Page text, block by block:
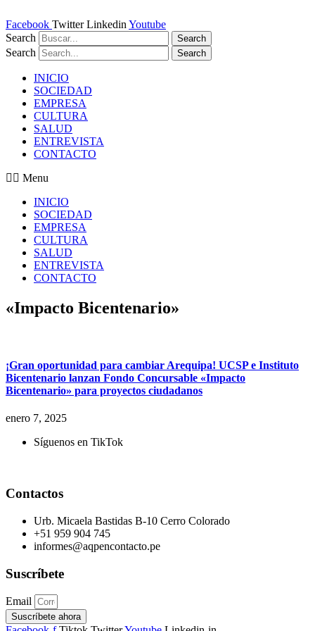
al
contenido
Facebook Twitter Linkedin Youtube
Search
Search
Search Search
INICIO
SOCIEDAD
EMPRESA
CULTURA
SALUD
ENTREVISTA
CONTACTO
Menu
INICIO
SOCIEDAD
EMPRESA
CULTURA
SALUD
ENTREVISTA
CONTACTO
«Impacto Bicentenario»
¡Gran oportunidad para cambiar Arequipa! UCSP e Instituto
Bicentenario lanzan Fondo Concursable «Impacto
Bicentenario» para proyectos ciudadanos
enero 7, 2025
Síguenos en TikTok
Contactos
Urb. Micaela Bastidas B-10 Cerro Colorado
+51 959 904 745
informes@aqpencontacto.pe
Suscríbete
Email
Suscríbete ahora